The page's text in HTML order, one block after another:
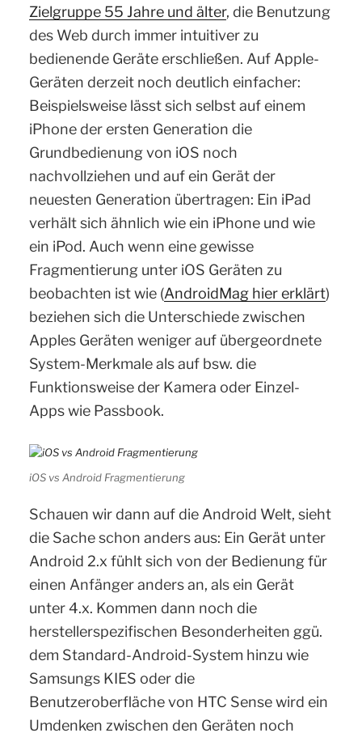
Zielgruppe 55 Jahre und älter, die Benutzung
des Web durch immer intuitiver zu
bedienende Geräte erschließen. Auf Apple-
Geräten derzeit noch deutlich einfacher:
Beispielsweise lässt sich selbst auf einem
iPhone der ersten Generation die
Grundbedienung von iOS noch
nachvollziehen und auf ein Gerät der
neuesten Generation übertragen: Ein iPad
verhält sich ähnlich wie ein iPhone und wie
ein iPod. Auch wenn eine gewisse
Fragmentierung unter iOS Geräten zu
beobachten ist wie (AndroidMag hier erklärt)
beziehen sich die Unterschiede zwischen
Apples Geräten weniger auf übergeordnete
System-Merkmale als auf bsw. die
Funktionsweise der Kamera oder Einzel-
Apps wie Passbook.
iOS vs Android Fragmentierung
Schauen wir dann auf die Android Welt, sieht
die Sache schon anders aus: Ein Gerät unter
Android 2.x fühlt sich von der Bedienung für
einen Anfänger anders an, als ein Gerät
unter 4.x. Kommen dann noch die
herstellerspezifischen Besonderheiten ggü.
dem Standard-Android-System hinzu wie
Samsungs KIES oder die
Benutzeroberfläche von HTC Sense wird ein
Umdenken zwischen den Geräten noch